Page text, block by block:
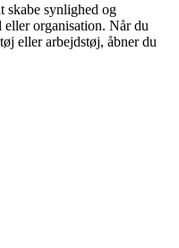
skabe synlighed og
organisation. Når du
eller arbejdstøj, åbner du